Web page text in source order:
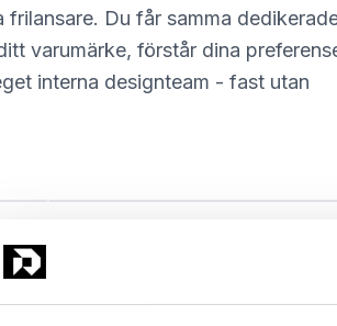
frilansare. Du får samma
varumärke, förstår dina
interna designteam - fast utan